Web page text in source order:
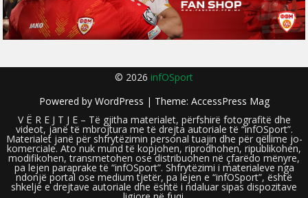
© 2026 infOSport
Powered by WordPress | Theme: AccessPress Mag
V Ë R E J T J E – Të gjitha materialet, përfshirë fotografitë dhe
videot, janë të mbrojtura me të drejta autoriale të “infOSport”.
Materialet janë për shfrytëzimin personal tuajin dhe për qëllime jo-
komerciale. Ato nuk mund të kopjohen, riprodhohen, ripublikohen,
modifikohen, transmetohen ose distribuohen në çfarëdo mënyre,
pa lejen paraprake të “infOSport”. Shfrytëzimi i materialeve nga
ndonjë portal ose medium tjetër, pa lejen e “infOSport”, është
shkelje e drejtave autoriale dhe është i ndaluar sipas dispozitave